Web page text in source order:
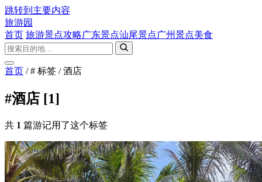
跳转到主要内容
旅游园
首页 旅游景点攻略广东景点汕尾景点广州景点美食
首页 / # 标签 / 酒店
#酒店 [1]
共 1 篇游记用了这个标签